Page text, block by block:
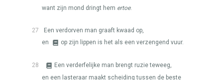
want zijn mond dringt hem ertoe.
27
Een verdorven man graaft kwaad op,
en
op zijn lippen is het als een verzengend vuur.
28
Een verderfelijke man brengt ruzie teweeg,
en een lasteraar maakt scheiding tussen de beste